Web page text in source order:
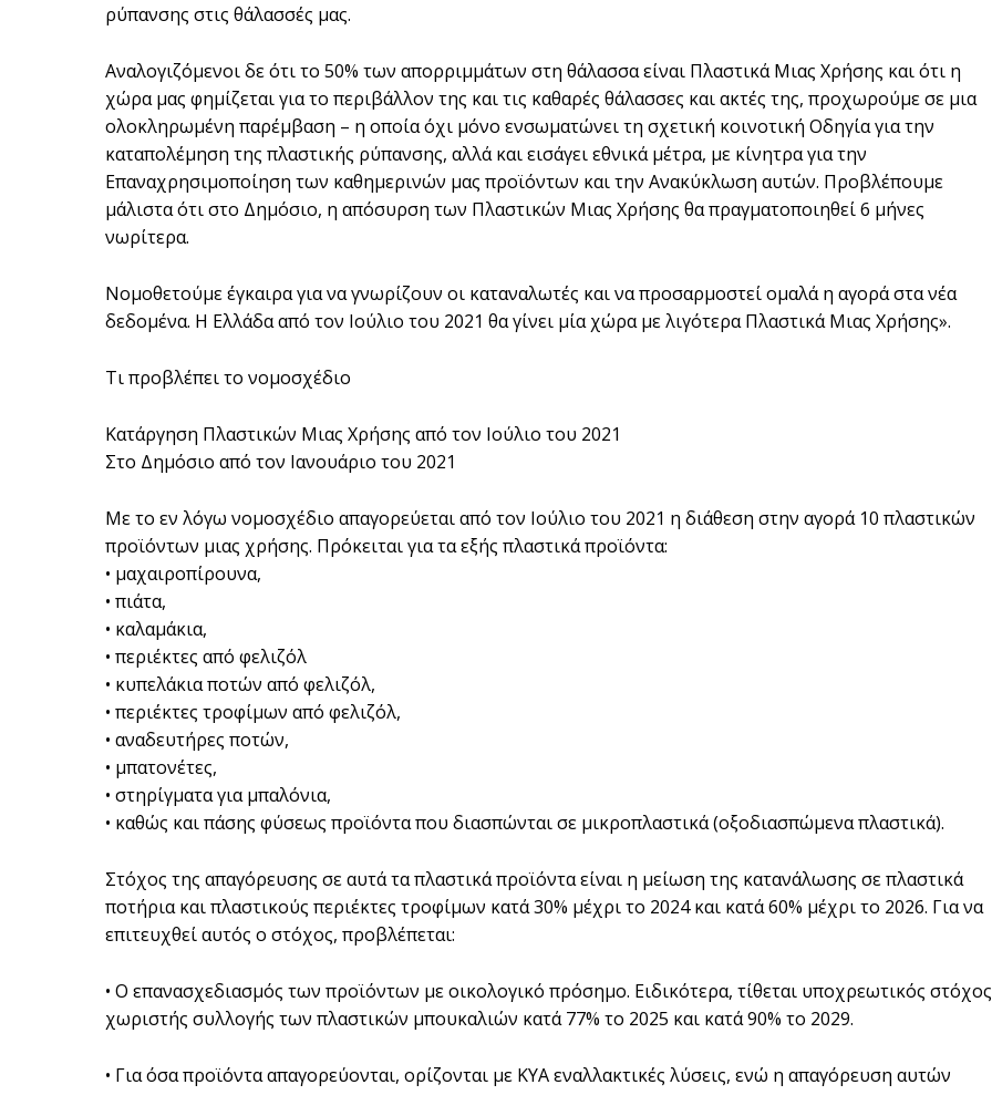
ρύπανσης στις θάλασσές μας.
Αναλογιζόμενοι δε ότι το 50% των απορριμμάτων στη θάλασσα είναι Πλαστικά Μιας Χρήσης και ότι η
χώρα μας φημίζεται για το περιβάλλον της και τις καθαρές θάλασσες και ακτές της, προχωρούμε σε μια
ολοκληρωμένη παρέμβαση – η οποία όχι μόνο ενσωματώνει τη σχετική κοινοτική Οδηγία για την
καταπολέμηση της πλαστικής ρύπανσης, αλλά και εισάγει εθνικά μέτρα, με κίνητρα για την
Επαναχρησιμοποίηση των καθημερινών μας προϊόντων και την Ανακύκλωση αυτών. Προβλέπουμε
μάλιστα ότι στο Δημόσιο, η απόσυρση των Πλαστικών Μιας Χρήσης θα πραγματοποιηθεί 6 μήνες
νωρίτερα.
Νομοθετούμε έγκαιρα για να γνωρίζουν οι καταναλωτές και να προσαρμοστεί ομαλά η αγορά στα νέα
δεδομένα. Η Ελλάδα από τον Ιούλιο του 2021 θα γίνει μία χώρα με λιγότερα Πλαστικά Μιας Χρήσης».
Τι προβλέπει το νομοσχέδιο
Κατάργηση Πλαστικών Μιας Χρήσης από τον Ιούλιο του 2021
Στο Δημόσιο από τον Ιανουάριο του 2021
Με το εν λόγω νομοσχέδιο απαγορεύεται από τον Ιούλιο του 2021 η διάθεση στην αγορά 10 πλαστικών
προϊόντων μιας χρήσης. Πρόκειται για τα εξής πλαστικά προϊόντα:
• μαχαιροπίρουνα,
• πιάτα,
• καλαμάκια,
• περιέκτες από φελιζόλ
• κυπελάκια ποτών από φελιζόλ,
• περιέκτες τροφίμων από φελιζόλ,
• αναδευτήρες ποτών,
• μπατονέτες,
• στηρίγματα για μπαλόνια,
• καθώς και πάσης φύσεως προϊόντα που διασπώνται σε μικροπλαστικά (οξοδιασπώμενα πλαστικά).
Στόχος της απαγόρευσης σε αυτά τα πλαστικά προϊόντα είναι η μείωση της κατανάλωσης σε πλαστικά
ποτήρια και πλαστικούς περιέκτες τροφίμων κατά 30% μέχρι το 2024 και κατά 60% μέχρι το 2026. Για να
επιτευχθεί αυτός ο στόχος, προβλέπεται:
• Ο επανασχεδιασμός των προϊόντων με οικολογικό πρόσημο. Ειδικότερα, τίθεται υποχρεωτικός στόχος
χωριστής συλλογής των πλαστικών μπουκαλιών κατά 77% το 2025 και κατά 90% το 2029.
• Για όσα προϊόντα απαγορεύονται, ορίζονται με ΚΥΑ εναλλακτικές λύσεις, ενώ η απαγόρευση αυτών